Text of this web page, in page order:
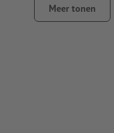
aanhouden,
van het eindformaat
Meer tonen